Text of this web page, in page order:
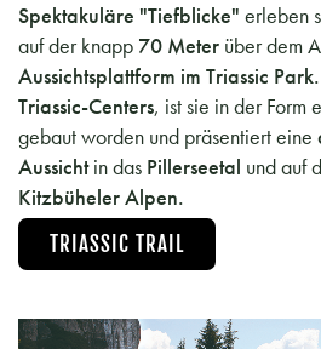
Spektakuläre "Tiefblicke" erleben
auf der knapp 70 Meter über dem
Aussichtsplattform im Triassic Park.
Triassic-Centers, ist sie in der Form
gebaut worden und präsentiert eine
Aussichtin das Pillerseetal und auf
Kitzbüheler Alpen.
TRIASSIC TRAIL